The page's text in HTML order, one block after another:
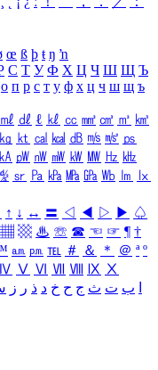
œ ß þ ŧ ŋ ŉ
С Т У Ф Х Ц Ч Ш Щ Ъ
о п р с т у ф х ц ч ш щ ъ
㎖ ㎗ ℓ ㎘ ㏄ ㎣ ㎤ ㎥ ㎦
㎏ ㏏ ㎈ ㎉ ㏈ ㎧ ㎨ ㎰
㎄ ㎺ ㎻ ㎽ ㎾ ㎿ ㎐ ㎑
㏛ ㎩ ㎪ ㎫ ㎬ ㏝ ㏐
㏓
↑ ↓ ↔ 〓 ◁ ◀ ▷ ▶ ♤
▦ ▩ ♨ ☏ ☎ ☜ ☞ ¶ †
㏂ ㏘ ℡ ＃ ＆ ＊ ＠ ª º
Ⅳ Ⅴ Ⅵ Ⅶ Ⅷ Ⅸ Ⅹ
ب ت ث ج ح خ د ذ ر ز